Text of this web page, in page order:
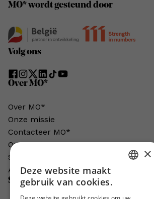
MO* wordt gesteund door
Volg ons
Over MO*
Over MO*
Onze missie
Contacteer MO*
Onze auteurs
Schrijven voor MO*?
Adverteren in MO*
Steun MO*
×
Deze website maakt
gebruik van cookies.